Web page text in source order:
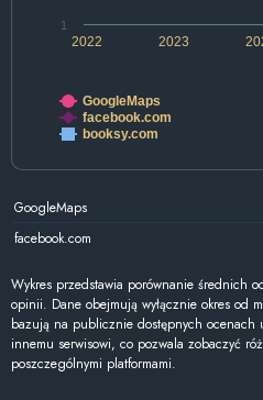
2022 2023
1
GoogleMaps
facebook.com
booksy.com
GoogleMaps
facebook.com
Wykres przedstawia porównanie średnich
opinii. Dane obejmują wyłącznie okres od
bazują na publicznie dostępnych ocenach
innemu serwisowi, co pozwala zobaczyć
poszczególnymi platformami.